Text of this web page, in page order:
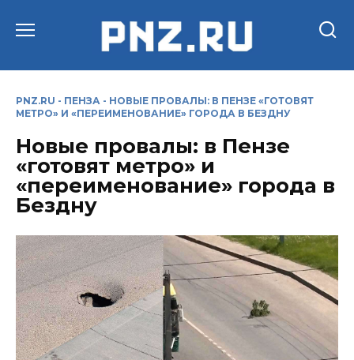
PNZ.RU - ПЕНЗА - НОВЫЕ ПРОВАЛЫ: В ПЕНЗЕ «ГОТОВЯТ
МЕТРО» И «ПЕРЕИМЕНОВАНИЕ» ГОРОДА В БЕЗДНУ
Новые провалы: в Пензе
«готовят метро» и
«переименование» города в
Бездну